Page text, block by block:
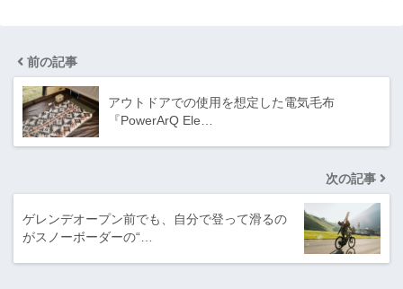
前の記事
アウトドアでの使用を想定した電気毛布
『PowerArQ Ele…
次の記事
ゲレンデオープン前でも、自分で登って滑るの
がスノーボーダーの“…